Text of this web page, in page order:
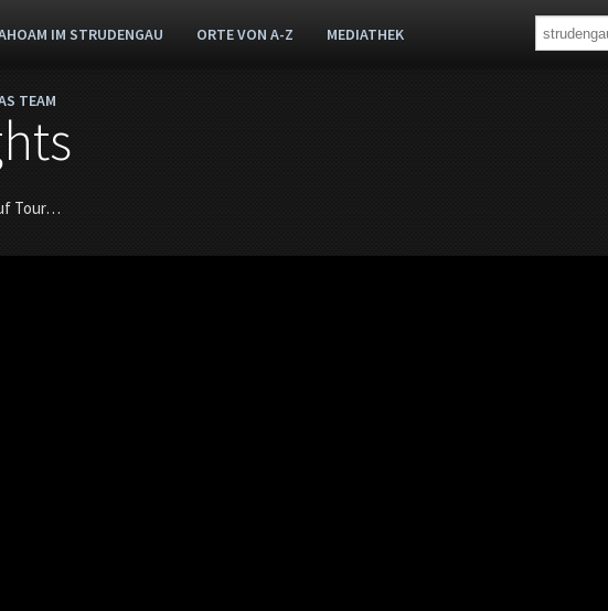
IM STRUDENGAU ORTE VON A-Z MEDIATHEK
TEAM
Tour…